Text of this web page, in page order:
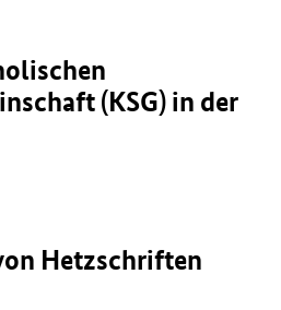
(KSG) in der
Hetzschriften